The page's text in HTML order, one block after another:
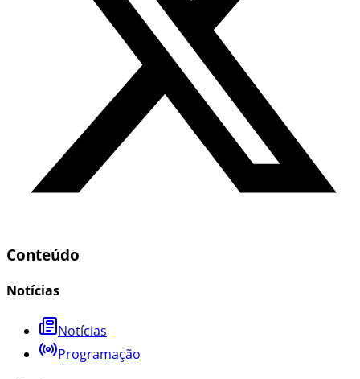
Conteúdo
Notícias
Notícias
Programação